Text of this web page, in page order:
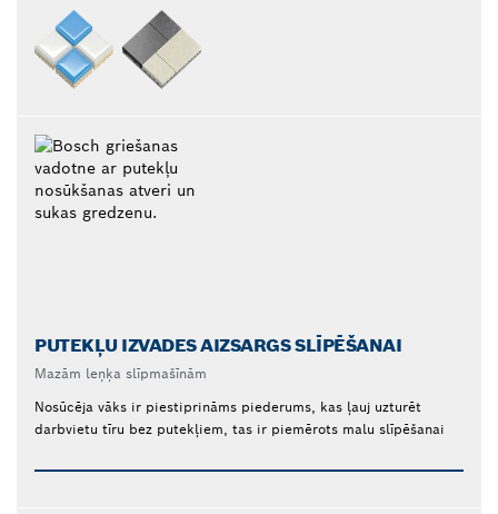
PUTEKĻU IZVADES AIZSARGS SLĪPĒŠANAI
Mazām leņķa slīpmašīnām
Nosūcēja vāks ir piestiprināms piederums, kas ļauj uzturēt
darbvietu tīru bez putekļiem, tas ir piemērots malu slīpēšanai